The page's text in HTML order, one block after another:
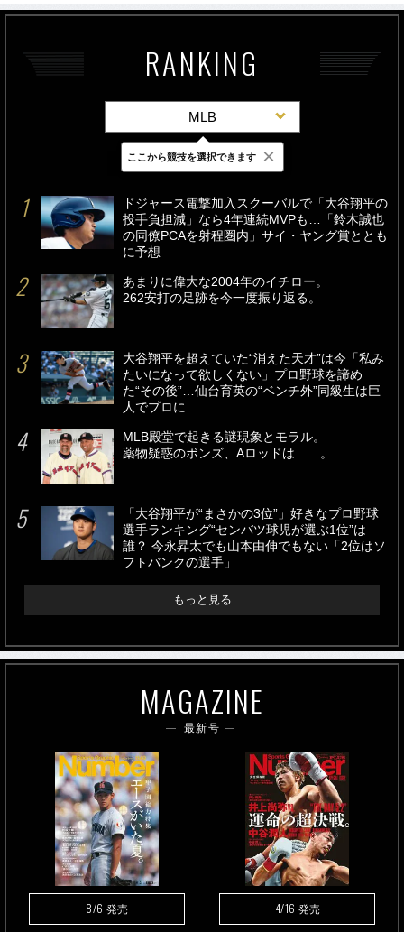
RANKING
MLB
最新 24時間 週間
ドジャース電撃加入スクーバルで「大谷翔平の
投手負担減」なら4年連続MVPも…「鈴木誠也
の同僚PCAを射程圏内」サイ・ヤング賞ととも
に予想
あまりに偉大な2004年のイチロー。
262安打の足跡を今一度振り返る。
大谷翔平を超えていた“消えた天才”は今「私み
たいになって欲しくない」プロ野球を諦め
た“その後”…仙台育英の“ベンチ外”同級生は巨
人でプロに
MLB殿堂で起きる謎現象とモラル。
薬物疑惑のボンズ、Aロッドは……。
「大谷翔平が“まさかの3位”」好きなプロ野球
選手ランキング“センバツ球児が選ぶ1位”は
誰？ 今永昇太でも山本由伸でもない「2位はソ
フトバンクの選手」
もっと見る
MAGAZINE
最新号
8/6 発売 4/16 発売
ここから競技を選択できます ×